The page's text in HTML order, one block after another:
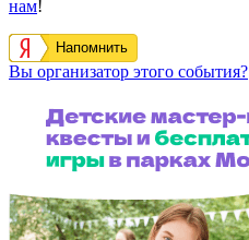
нам!
Напомнить
Вы организатор этого события?